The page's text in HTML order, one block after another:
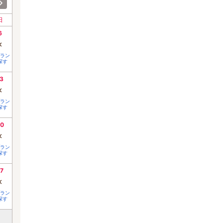
ン
す
ン
す
ン
す
ン
す